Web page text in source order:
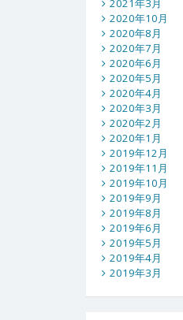
2021年3月
2020年10月
2020年8月
2020年7月
2020年6月
2020年5月
2020年4月
2020年3月
2020年2月
2020年1月
2019年12月
2019年11月
2019年10月
2019年9月
2019年8月
2019年6月
2019年5月
2019年4月
2019年3月